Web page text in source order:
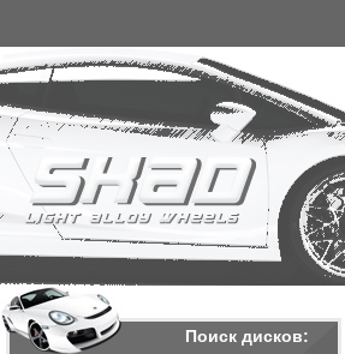
Поиск дисков: